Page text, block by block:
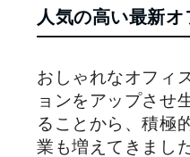
人気の高い最新オ
おしゃれなオフィ
ョンをアップさせ
ることから、積極
業も増えてきまし